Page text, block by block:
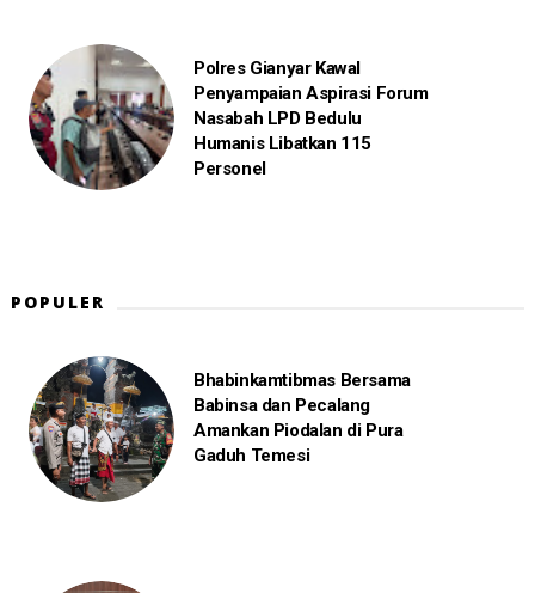
Polres Gianyar Kawal
Penyampaian Aspirasi Forum
Nasabah LPD Bedulu
Humanis Libatkan 115
Personel
POPULER
Bhabinkamtibmas Bersama
Babinsa dan Pecalang
Amankan Piodalan di Pura
Gaduh Temesi